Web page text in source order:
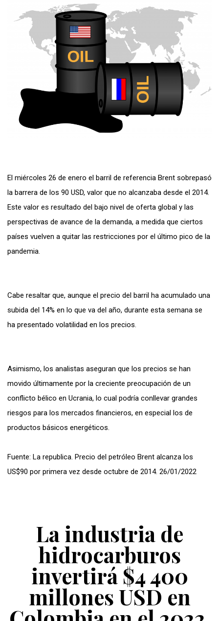
El miércoles 26 de enero el barril de referencia Brent sobrepasó
la barrera de los 90 USD, valor que no alcanzaba desde el 2014.
Este valor es resultado del bajo nivel de oferta global y las
perspectivas de avance de la demanda, a medida que ciertos
países vuelven a quitar las restricciones por el último pico de la
pandemia.
Cabe resaltar que, aunque el precio del barril ha acumulado una
subida del 14% en lo que va del año, durante esta semana se
ha presentado volatilidad en los precios.
Asimismo, los analistas aseguran que los precios se han
movido últimamente por la creciente preocupación de un
conflicto bélico en Ucrania, lo cual podría conllevar grandes
riesgos para los mercados financieros, en especial los de
productos básicos energéticos.
Fuente: La republica. Precio del petróleo Brent alcanza los
US$90 por primera vez desde octubre de 2014. 26/01/2022
La industria de
hidrocarburos
invertirá $4 400
millones USD en